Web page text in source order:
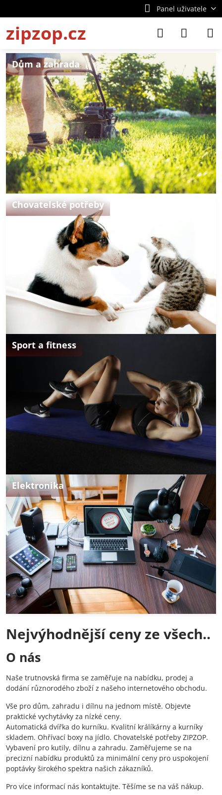
Panel uživatele
zipzop.cz
Dům a zahrada
Chovatelské potřeby
Sport a fitness
Elektronika
Nejvýhodnější ceny ze všech..
O nás
Naše trutnovská firma se zaměřuje na nabídku, prodej a
dodání různorodého zboží z našeho internetového obchodu.
Vše pro dům, zahradu i dílnu na jednom místě. Objevte
praktické vychytávky za nízké ceny.
Automatická dvířka do kurníku. Kvalitní králíkárny a kurníky
skladem. Ohřívací boxy na jídlo. Chovatelské potřeby ZIPZOP.
Vybavení pro kutily, dílnu a zahradu. Zaměřujeme se na
precizní nabídku produktů za minimální ceny pro uspokojení
poptávky širokého spektra našich zákazníků.
Pro více informací nás kontaktujte. Těšíme se na váš nákup.